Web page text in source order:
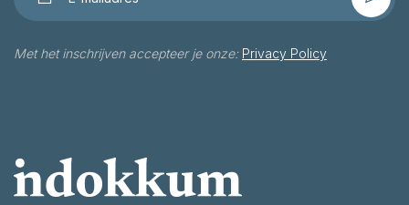
Met het inschrijven accepteer je onze: Privacy Policy